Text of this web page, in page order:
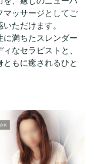
マッサージとしてご
いただけます。
に満ちたスレンダー
ィなセラピストと、
ともに癒されるひと